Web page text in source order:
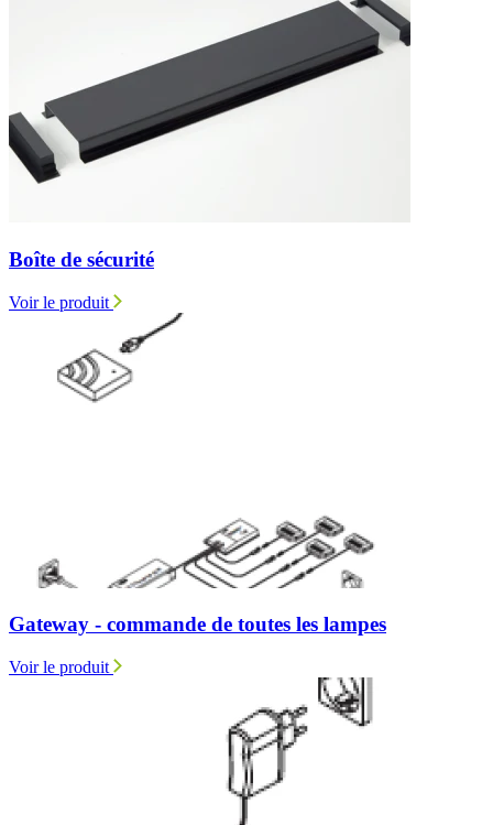
Boîte de sécurité
Voir le produit
Gateway - commande de toutes les lampes
Voir le produit